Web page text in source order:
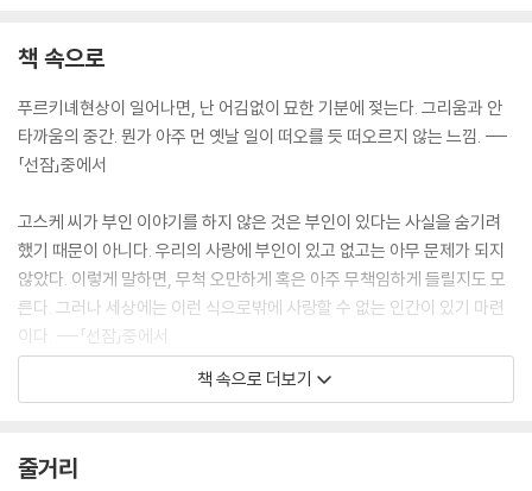
책 속으로
푸르키녜현상이 일어나면, 난 어김없이 묘한 기분에 젖는다. 그리움과 안
타까움의 중간. 뭔가 아주 먼 옛날 일이 떠오를 듯 떠오르지 않는 느낌. ---
「선잠」중에서
고스케 씨가 부인 이야기를 하지 않은 것은 부인이 있다는 사실을 숨기려
했기 때문이 아니다. 우리의 사랑에 부인이 있고 없고는 아무 문제가 되지
않았다. 이렇게 말하면, 무척 오만하게 혹은 아주 무책임하게 들릴지도 모
른다. 그러나 세상에는 이런 식으로밖에 사랑할 수 없는 인간이 있기 마련
이다. ---「선잠」중에서
세상에는 세 종류의 인간이 있다고 생각한다. 선량한 인간과 불량한 인간,
쪽에도 속하지 못한 채 평생 선량을 동경하고 불량에 이끌리면서 살아간
책 속으로 더보기
줄거리